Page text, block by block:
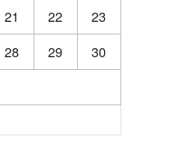
21 22
23
28 29
30